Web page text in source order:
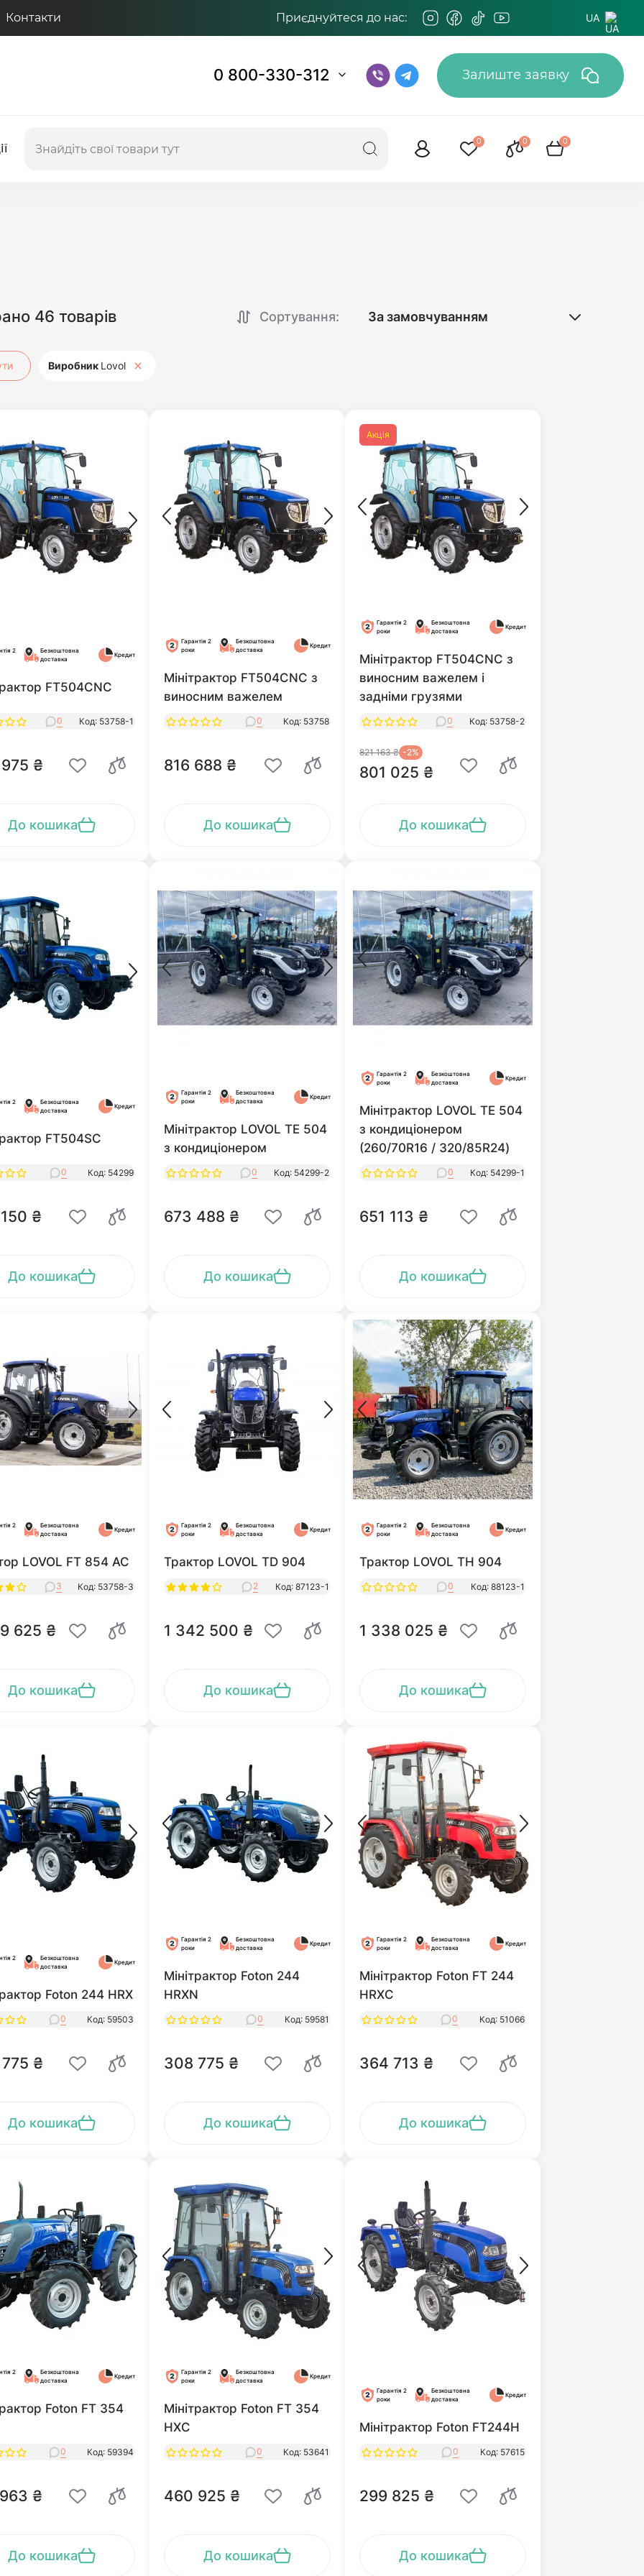
Контакти Приєднуйтеся до нас: UA
0 800-330-312 Залиште заявку
0 0 0
46 товарів Сортування:
Виробник Lovol
2
Безкоштовна
доставка
Кредит
FT504CNC
0 Код: 53758-1
₴
До кошика
Гарантія 2
роки
Безкоштовна
доставка
Кредит
Мінітрактор FT504CNC з
виносним важелем
0 Код: 53758
816 688 ₴
До кошика
Акція
Гарантія 2
роки
Безкоштовна
доставка
Кредит
Мінітрактор FT504CNC з
виносним важелем і
задніми грузями
0 Код: 53758-2
821 163 ₴ -2%
801 025 ₴
До кошика
2
Безкоштовна
доставка
Кредит
FT504SC
0 Код: 54299
₴
До кошика
Гарантія 2
роки
Безкоштовна
доставка
Кредит
Мінітрактор LOVOL TЕ 504
з кондиціонером
0 Код: 54299-2
673 488 ₴
До кошика
Гарантія 2
роки
Безкоштовна
доставка
Кредит
Мінітрактор LOVOL TЕ 504
з кондиціонером
(260/70R16 / 320/85R24)
0 Код: 54299-1
651 113 ₴
До кошика
2
Безкоштовна
доставка
Кредит
LOVOL FT 854 AC
3 Код: 53758-3
625 ₴
До кошика
Гарантія 2
роки
Безкоштовна
доставка
Кредит
Трактор LOVOL TD 904
2 Код: 87123-1
1 342 500 ₴
До кошика
Гарантія 2
роки
Безкоштовна
доставка
Кредит
Трактор LOVOL TH 904
0 Код: 88123-1
1 338 025 ₴
До кошика
2
Безкоштовна
доставка
Кредит
Foton 244 HRX
0 Код: 59503
₴
До кошика
Гарантія 2
роки
Безкоштовна
доставка
Кредит
Мінітрактор Foton 244
HRXN
0 Код: 59581
308 775 ₴
До кошика
Гарантія 2
роки
Безкоштовна
доставка
Кредит
Мінітрактор Foton FT 244
HRXC
0 Код: 51066
364 713 ₴
До кошика
2
Безкоштовна
доставка
Кредит
Foton FT 354
0 Код: 59394
₴
До кошика
Гарантія 2
роки
Безкоштовна
доставка
Кредит
Мінітрактор Foton FT 354
HXС
0 Код: 53641
460 925 ₴
До кошика
Гарантія 2
роки
Безкоштовна
доставка
Кредит
Мінітрактор Foton FT244H
0 Код: 57615
299 825 ₴
До кошика